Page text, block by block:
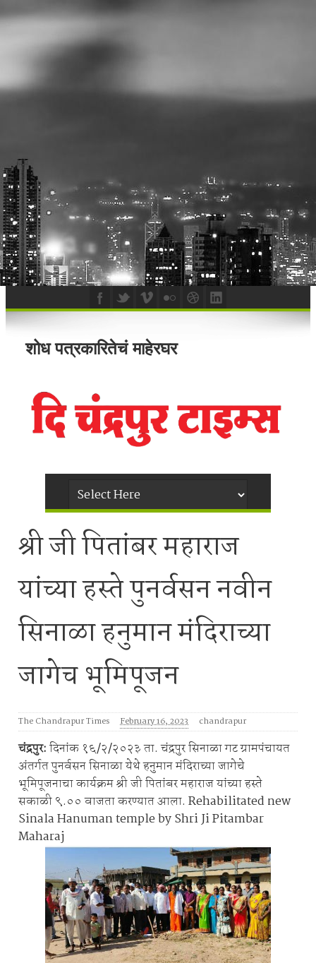
शोध पत्रकारितेचं माहेरघर
श्री जी पितांबर महाराज
यांच्या हस्ते पुनर्वसन नवीन
सिनाळा हनुमान मंदिराच्या
जागेच भूमिपूजन
The Chandrapur Times February 16, 2023 chandrapur
चंद्रपुर:दिनांक १६/२/२०२३ ता. चंद्रपुर सिनाळा गट ग्रामपंचायत
अंतर्गत पुनर्वसन सिनाळा येथे हनुमान मंदिराच्या जागेचे
भूमिपूजनाचा कार्यक्रम श्री जी पितांबर महाराज यांच्या हस्ते
सकाळी ९.०० वाजता करण्यात आला. Rehabilitated new
Sinala Hanuman temple by Shri Ji Pitambar
Maharaj